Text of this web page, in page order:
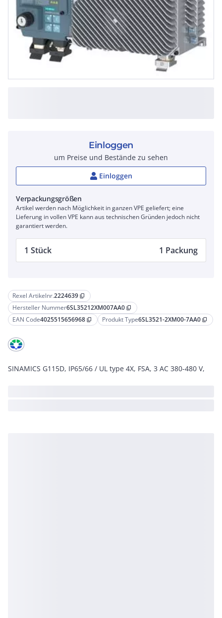
Rexel Artikelnr.2224639 content_copy
Hersteller Nummer6SL35212XM007AA0 content_copy
EAN Code4025515656968 content_copy Produkt Type6SL3521-2XM00-7AA0 content_copy
SINAMICS G115D, IP65/66 / UL type 4X, FSA, 3 AC 380-480 V,
Einloggen
um Preise und Bestände zu sehen
Einloggen
Verpackungsgrößen
Artikel werden nach Möglichkeit in ganzen VPE geliefert; eine
Lieferung in vollen VPE kann aus technischen Gründen jedoch nicht
garantiert werden.
1 Stück 1 Packung